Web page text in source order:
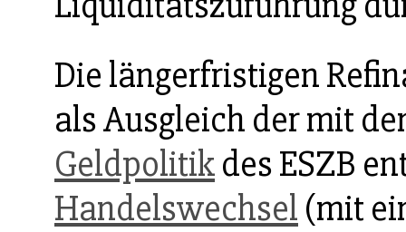
Die längerfristigen
als Ausgleich der mit
Geldpolitikdes ESZB
Handelswechsel (mit